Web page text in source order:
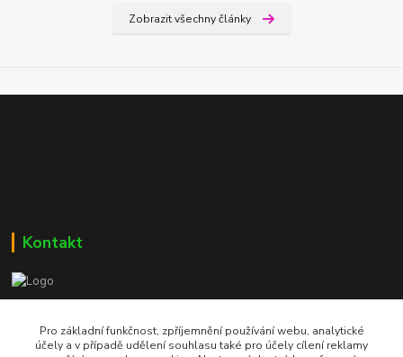
Zobrazit všechny články
Kontakt
604 729 587
Pro základní funkčnost, zpříjemnění používání webu, analytické
účely a v případě udělení souhlasu také pro účely cílení reklamy